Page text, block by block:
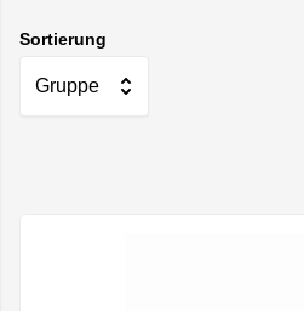
Sortierung
Gruppe